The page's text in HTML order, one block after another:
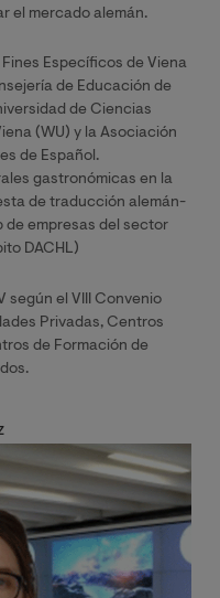
el mercado alemán.
Específicos de Viena
de Educación de
de Ciencias
(WU) y la Asociación
de Español.
gastronómicas en la
de traducción alemán-
de empresas del sector
DACHL)
según el VIII Convenio
Privadas, Centros
de Formación de